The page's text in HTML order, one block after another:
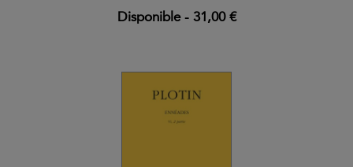
Disponible- 31,00 €